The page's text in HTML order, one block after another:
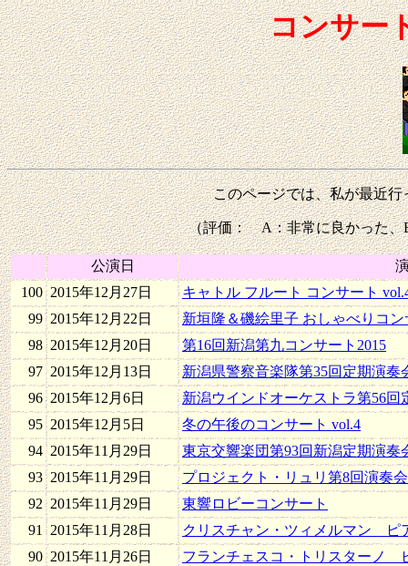
コンサー
このページでは、私が最近
（評価： A：非常に良かった、
公演日
100 2015年12月27日
キャトル フルート コンサート
99 2015年12月22日
新垣隆＆磯絵里子 おしゃべりコン
98 2015年12月20日
第16回新潟第九コンサート2015
97 2015年12月13日
新潟県警察音楽隊第35回定期演奏
96 2015年12月6日
新潟ウインドオーケストラ第56回
95 2015年12月5日
冬の午後のコンサート vol.4
94 2015年11月29日
東京交響楽団第93回新潟定期演奏
93 2015年11月29日
プロジェクト・リュリ第8回演奏会
92 2015年11月29日
東響ロビーコンサート
91 2015年11月28日
クリスチャン・ツィメルマン ピ
90 2015年11月26日
フランチェスコ・トリスターノ